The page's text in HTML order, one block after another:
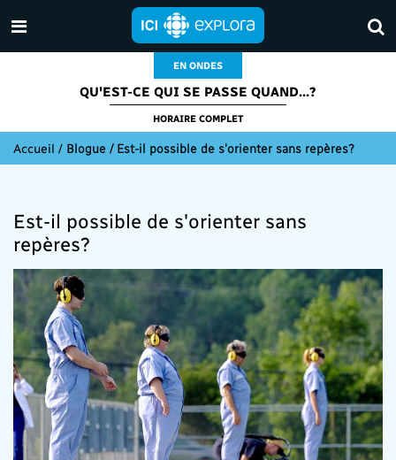
EN ONDES
QU'EST-CE QUI SE PASSE QUAND...?
HORAIRE COMPLET
Accueil / Blogue / Est-il possible de s'orienter sans repères?
Est-il possible de s'orienter sans
repères?